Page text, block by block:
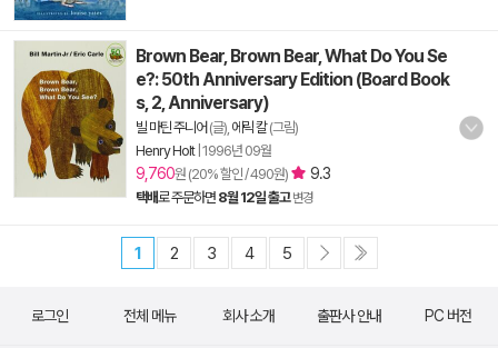
Brown Bear, Brown Bear, What Do You Se
e?: 50th Anniversary Edition (Board Book
s, 2, Anniversary)
빌 마틴 주니어 (글), 에릭 칼(그림)
Henry Holt| 1996년 09월
9,760원 (20% 할인 / 490원) 9.3
택배로 주문하면 8월 12일 출고 변경
1 2 3 4 5
로그인 전체 메뉴 회사 소개 출판사 안내 PC 버전